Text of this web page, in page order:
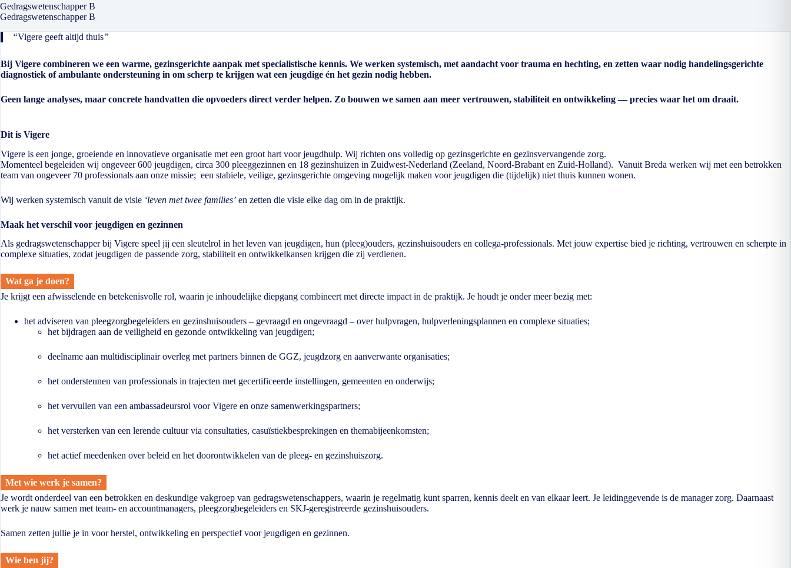
Gedragswetenschapper B
Gedragswetenschapper B
“Vigere geeft altijd thuis”
Bij Vigere combineren we een warme, gezinsgerichte aanpak met specialistische kennis. We werken systemisch, met aandacht voor trauma en hechting, en zetten waar nodig handelingsgerichte
diagnostiek of ambulante ondersteuning in om scherp te krijgen wat een jeugdige én het gezin nodig hebben.
Geen lange analyses, maar concrete handvatten die opvoeders direct verder helpen. Zo bouwen we samen aan meer vertrouwen, stabiliteit en ontwikkeling — precies waar het om draait.
Dit is Vigere
Vigere is een jonge, groeiende en innovatieve organisatie met een groot hart voor jeugdhulp. Wij richten ons volledig op gezinsgerichte en gezinsvervangende zorg.
Momenteel begeleiden wij ongeveer 600 jeugdigen, circa 300 pleeggezinnen en 18 gezinshuizen in Zuidwest-Nederland (Zeeland, Noord-Brabant en Zuid-Holland). Vanuit Breda werken wij met een betrokken
team van ongeveer 70 professionals aan onze missie; een stabiele, veilige, gezinsgerichte omgeving mogelijk maken voor jeugdigen die (tijdelijk) niet thuis kunnen wonen.
Wij werken systemisch vanuit de visie ‘leven met twee families’ en zetten die visie elke dag om in de praktijk.
Maak het verschil voor jeugdigen en gezinnen
Als gedragswetenschapper bij Vigere speel jij een sleutelrol in het leven van jeugdigen, hun (pleeg)ouders, gezinshuisouders en collega-professionals. Met jouw expertise bied je richting, vertrouwen en scherpte in
complexe situaties, zodat jeugdigen de passende zorg, stabiliteit en ontwikkelkansen krijgen die zij verdienen.
Wat ga je doen?
Je krijgt een afwisselende en betekenisvolle rol, waarin je inhoudelijke diepgang combineert met directe impact in de praktijk. Je houdt je onder meer bezig met:
het adviseren van pleegzorgbegeleiders en gezinshuisouders – gevraagd en ongevraagd – over hulpvragen, hulpverleningsplannen en complexe situaties;
het bijdragen aan de veiligheid en gezonde ontwikkeling van jeugdigen;
deelname aan multidisciplinair overleg met partners binnen de GGZ, jeugdzorg en aanverwante organisaties;
het ondersteunen van professionals in trajecten met gecertificeerde instellingen, gemeenten en onderwijs;
het vervullen van een ambassadeursrol voor Vigere en onze samenwerkingspartners;
het versterken van een lerende cultuur via consultaties, casuïstiekbesprekingen en themabijeenkomsten;
het actief meedenken over beleid en het doorontwikkelen van de pleeg- en gezinshuiszorg.
Met wie werk je samen?
Je wordt onderdeel van een betrokken en deskundige vakgroep van gedragswetenschappers, waarin je regelmatig kunt sparren, kennis deelt en van elkaar leert. Je leidinggevende is de manager zorg. Daarnaast
werk je nauw samen met team- en accountmanagers, pleegzorgbegeleiders en SKJ-geregistreerde gezinshuisouders.
Samen zetten jullie je in voor herstel, ontwikkeling en perspectief voor jeugdigen en gezinnen.
Wie ben jij?